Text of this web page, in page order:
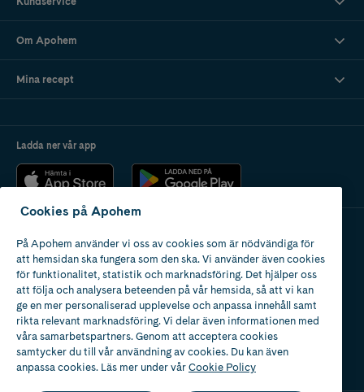
Om Apohem
Mina recept
Ladda ner vår app
Apotek med tillstånd
av Läkemedelsverket
2024
Cookies på Apohem
På Apohem använder vi oss av cookies som är nödvändiga för
att hemsidan ska fungera som den ska. Vi använder även cookies
för funktionalitet, statistik och marknadsföring. Det hjälper oss
att följa och analysera beteenden på vår hemsida, så att vi kan
ge en mer personaliserad upplevelse och anpassa innehåll samt
rikta relevant marknadsföring. Vi delar även informationen med
våra samarbetspartners. Genom att acceptera cookies
samtycker du till vår användning av cookies. Du kan även
anpassa cookies. Läs mer under vårCookie Policy